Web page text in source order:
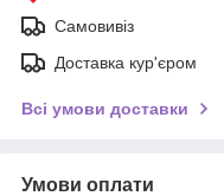
Самовивіз
Доставка кур'єром
Всі умови доставки
Умови оплати